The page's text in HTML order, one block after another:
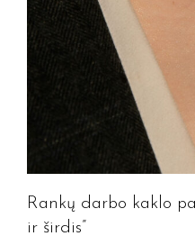
Rankų darbo kaklo
ir širdis”